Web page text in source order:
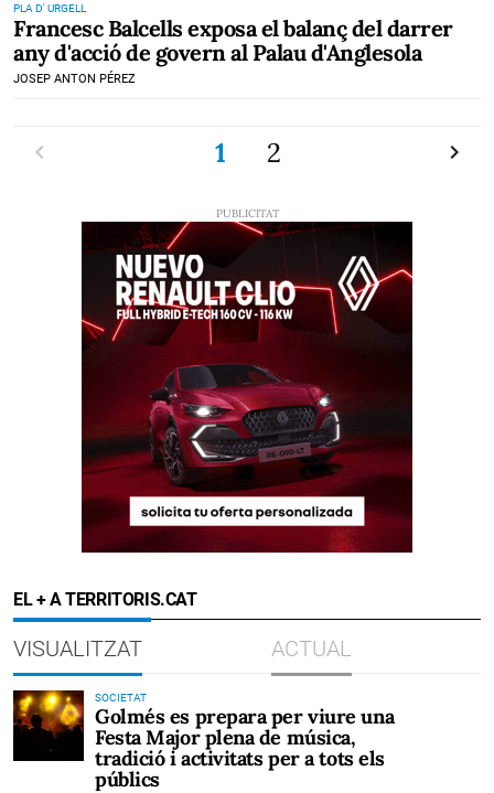
PLA D' URGELL
Francesc Balcells exposa el balanç del darrer
any d'acció de govern al Palau d'Anglesola
JOSEP ANTON PÉREZ
Previ 1 2
EL + A TERRITORIS.CAT
VISUALITZAT ACTUAL
SOCIETAT
Golmés es prepara per viure una
Festa Major plena de música,
tradició i activitats per a tots els
públics